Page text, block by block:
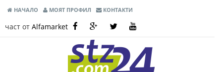
НАЧАЛО МОЯТ ПРОФИЛ КОНТАКТИ
част от Alfamarket